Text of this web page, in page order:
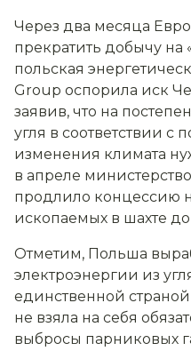
Через два месяца
прекратить добычу на
польская
Group оспорила иск
заявив, что на
угля в соответствии с
изменения климата
в апреле
продлило концессию
ископаемых в шахте
Отметим, Польша
электроэнергии из
единственной страной
не взяла на себя
выбросы парниковых